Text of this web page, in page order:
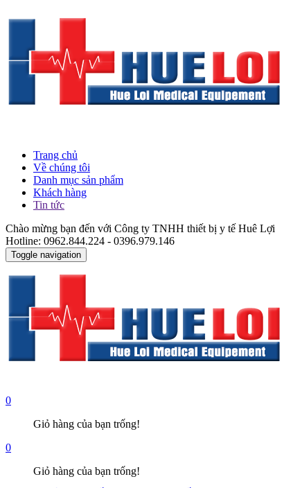
Trang chủ
Về chúng tôi
Danh mục sản phẩm
Khách hàng
Tin tức
Chào mừng bạn đến với Công ty TNHH thiết bị y tế Huê Lợi
Hotline: 0962.844.224 - 0396.979.146
Toggle navigation
0
Giỏ hàng của bạn trống!
0
Giỏ hàng của bạn trống!